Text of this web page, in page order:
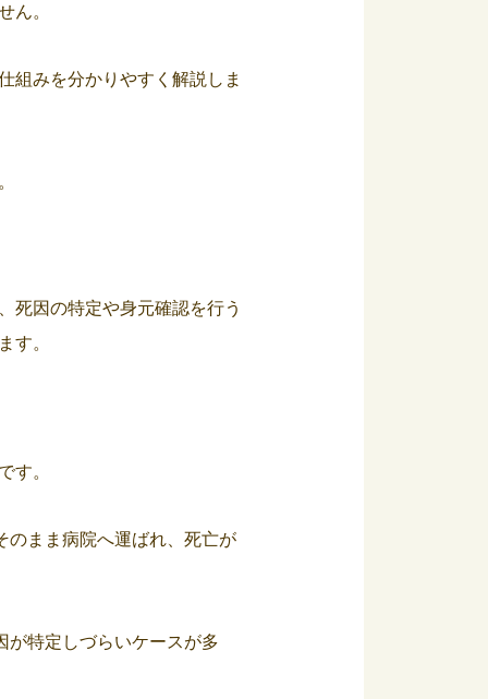
ん。
組みを分かりやすく解説しま
死因の特定や身元確認を行う
す。
す。
のまま病院へ運ばれ、死亡が
が特定しづらいケースが多